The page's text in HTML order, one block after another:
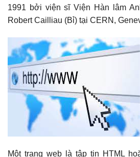
1991 bởi viện sĩ Viện Hàn lâm
Robert Cailliau (Bỉ) tại CERN,
Một trang web là tập tin HTML